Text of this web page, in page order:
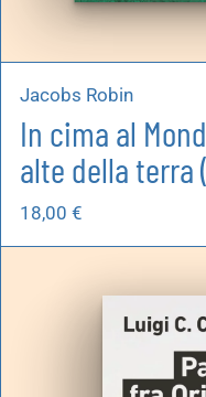
Jacobs Robin
In cima al
alte della terra
18,00 €